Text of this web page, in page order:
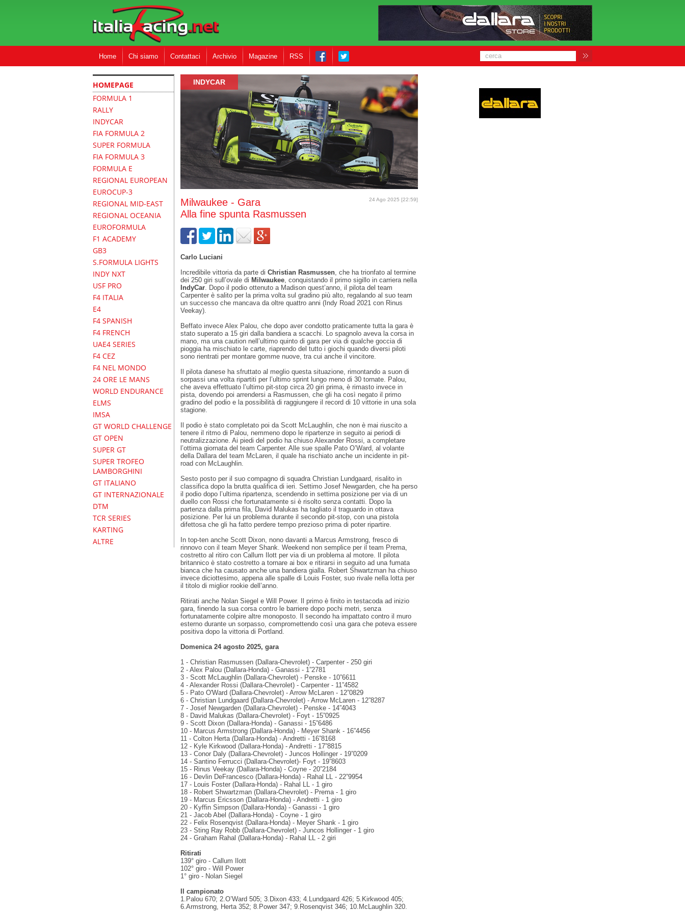
Home Chi siamo Contattaci Archivio Magazine RSS
HOMEPAGE
FORMULA 1
RALLY
INDYCAR
FIA FORMULA 2
SUPER FORMULA
FIA FORMULA 3
FORMULA E
REGIONAL EUROPEAN
EUROCUP-3
REGIONAL MID-EAST
REGIONAL OCEANIA
EUROFORMULA
F1 ACADEMY
GB3
S.FORMULA LIGHTS
INDY NXT
USF PRO
F4 ITALIA
E4
F4 SPANISH
F4 FRENCH
UAE4 SERIES
F4 CEZ
F4 NEL MONDO
24 ORE LE MANS
WORLD ENDURANCE
ELMS
IMSA
GT WORLD CHALLENGE
GT OPEN
SUPER GT
SUPER TROFEO
LAMBORGHINI
GT ITALIANO
GT INTERNAZIONALE
DTM
TCR SERIES
KARTING
ALTRE
INDYCAR
24 Ago 2025 [22:59]
Milwaukee - Gara
Alla fine spunta Rasmussen
Carlo Luciani
Incredibile vittoria da parte di Christian Rasmussen , che ha trionfato al termine
dei 250 giri sull’ovale di Milwaukee , conquistando il primo sigillo in carriera nella
IndyCar . Dopo il podio ottenuto a Madison quest’anno, il pilota del team
Carpenter è salito per la prima volta sul gradino più alto, regalando al suo team
un successo che mancava da oltre quattro anni (Indy Road 2021 con Rinus
Veekay).
Beffato invece Alex Palou, che dopo aver condotto praticamente tutta la gara è
stato superato a 15 giri dalla bandiera a scacchi. Lo spagnolo aveva la corsa in
mano, ma una caution nell’ultimo quinto di gara per via di qualche goccia di
pioggia ha mischiato le carte, riaprendo del tutto i giochi quando diversi piloti
sono rientrati per montare gomme nuove, tra cui anche il vincitore.
Il pilota danese ha sfruttato al meglio questa situazione, rimontando a suon di
sorpassi una volta ripartiti per l’ultimo sprint lungo meno di 30 tornate. Palou,
che aveva effettuato l’ultimo pit-stop circa 20 giri prima, è rimasto invece in
pista, dovendo poi arrendersi a Rasmussen, che gli ha così negato il primo
gradino del podio e la possibilità di raggiungere il record di 10 vittorie in una sola
stagione.
Il podio è stato completato poi da Scott McLaughlin, che non è mai riuscito a
tenere il ritmo di Palou, nemmeno dopo le ripartenze in seguito ai periodi di
neutralizzazione. Ai piedi del podio ha chiuso Alexander Rossi, a completare
l’ottima giornata del team Carpenter. Alle sue spalle Pato O’Ward, al volante
della Dallara del team McLaren, il quale ha rischiato anche un incidente in pit-
road con McLaughlin.
Sesto posto per il suo compagno di squadra Christian Lundgaard, risalito in
classifica dopo la brutta qualifica di ieri. Settimo Josef Newgarden, che ha perso
il podio dopo l’ultima ripartenza, scendendo in settima posizione per via di un
duello con Rossi che fortunatamente si è risolto senza contatti. Dopo la
partenza dalla prima fila, David Malukas ha tagliato il traguardo in ottava
posizione. Per lui un problema durante il secondo pit-stop, con una pistola
difettosa che gli ha fatto perdere tempo prezioso prima di poter ripartire.
In top-ten anche Scott Dixon, nono davanti a Marcus Armstrong, fresco di
rinnovo con il team Meyer Shank. Weekend non semplice per il team Prema,
costretto al ritiro con Callum Ilott per via di un problema al motore. Il pilota
britannico è stato costretto a tornare ai box e ritirarsi in seguito ad una fumata
bianca che ha causato anche una bandiera gialla. Robert Shwartzman ha chiuso
invece diciottesimo, appena alle spalle di Louis Foster, suo rivale nella lotta per
il titolo di miglior rookie dell’anno.
Ritirati anche Nolan Siegel e Will Power. Il primo è finito in testacoda ad inizio
gara, finendo la sua corsa contro le barriere dopo pochi metri, senza
fortunatamente colpire altre monoposto. Il secondo ha impattato contro il muro
esterno durante un sorpasso, compromettendo così una gara che poteva essere
positiva dopo la vittoria di Portland.
Domenica 24 agosto 2025, gara
1 - Christian Rasmussen (Dallara-Chevrolet) - Carpenter - 250 giri
2 - Alex Palou (Dallara-Honda) - Ganassi - 1”2781
3 - Scott McLaughlin (Dallara-Chevrolet) - Penske - 10”6611
4 - Alexander Rossi (Dallara-Chevrolet) - Carpenter - 11”4582
5 - Pato O'Ward (Dallara-Chevrolet) - Arrow McLaren - 12”0829
6 - Christian Lundgaard (Dallara-Chevrolet) - Arrow McLaren - 12”8287
7 - Josef Newgarden (Dallara-Chevrolet) - Penske - 14”4043
8 - David Malukas (Dallara-Chevrolet) - Foyt - 15”0925
9 - Scott Dixon (Dallara-Honda) - Ganassi - 15”6486
10 - Marcus Armstrong (Dallara-Honda) - Meyer Shank - 16”4456
11 - Colton Herta (Dallara-Honda) - Andretti - 16”8168
12 - Kyle Kirkwood (Dallara-Honda) - Andretti - 17”8815
13 - Conor Daly (Dallara-Chevrolet) - Juncos Hollinger - 19”0209
14 - Santino Ferrucci (Dallara-Chevrolet)- Foyt - 19”8603
15 - Rinus Veekay (Dallara-Honda) - Coyne - 20”2184
16 - Devlin DeFrancesco (Dallara-Honda) - Rahal LL - 22”9954
17 - Louis Foster (Dallara-Honda) - Rahal LL - 1 giro
18 - Robert Shwartzman (Dallara-Chevrolet) - Prema - 1 giro
19 - Marcus Ericsson (Dallara-Honda) - Andretti - 1 giro
20 - Kyffin Simpson (Dallara-Honda) - Ganassi - 1 giro
21 - Jacob Abel (Dallara-Honda) - Coyne - 1 giro
22 - Felix Rosenqvist (Dallara-Honda) - Meyer Shank - 1 giro
23 - Sting Ray Robb (Dallara-Chevrolet) - Juncos Hollinger - 1 giro
24 - Graham Rahal (Dallara-Honda) - Rahal LL - 2 giri
Ritirati
139° giro - Callum Ilott
102° giro - Will Power
1° giro - Nolan Siegel
Il campionato
1.Palou 670; 2.O’Ward 505; 3.Dixon 433; 4.Lundgaard 426; 5.Kirkwood 405;
6.Armstrong, Herta 352; 8.Power 347; 9.Rosenqvist 346; 10.McLaughlin 320.